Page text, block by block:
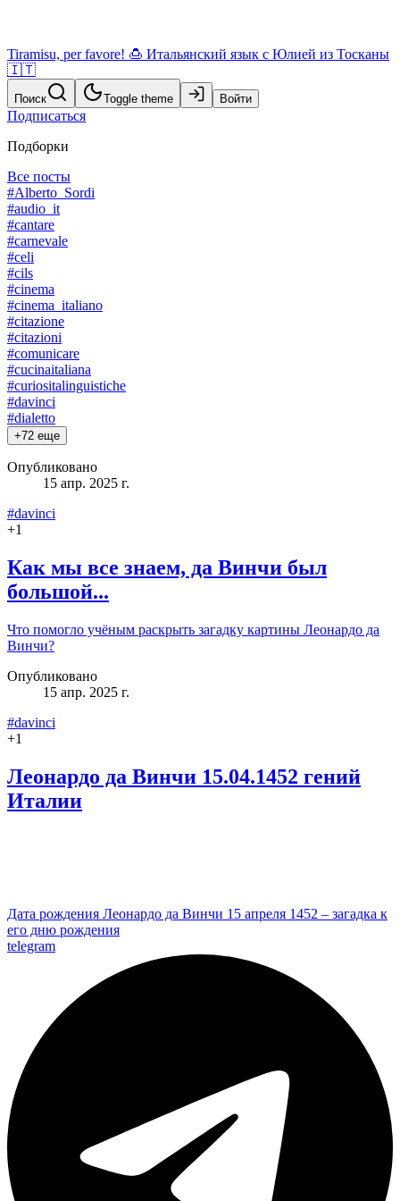
Tiramisu, per favore! 🍮 Итальянский язык с Юлией из Тосканы
🇮🇹
Поиск Toggle theme Войти
Подписаться
Подборки
Все посты
#Alberto_Sordi
#audio_it
#cantare
#carnevale
#celi
#cils
#cinema
#cinema_italiano
#citazione
#citazioni
#comunicare
#cucinaitaliana
#curiositalinguistiche
#davinci
#dialetto
+72 еще
Опубликовано
15 апр. 2025 г.
#davinci
+1
Как мы все знаем, да Винчи был
большой...
Что помогло учёным раскрыть загадку картины Леонардо да
Винчи?
Опубликовано
15 апр. 2025 г.
#davinci
+1
Леонардо да Винчи 15.04.1452 гений
Италии
Дата рождения Леонардо да Винчи 15 апреля 1452 – загадка к
его дню рождения
telegram